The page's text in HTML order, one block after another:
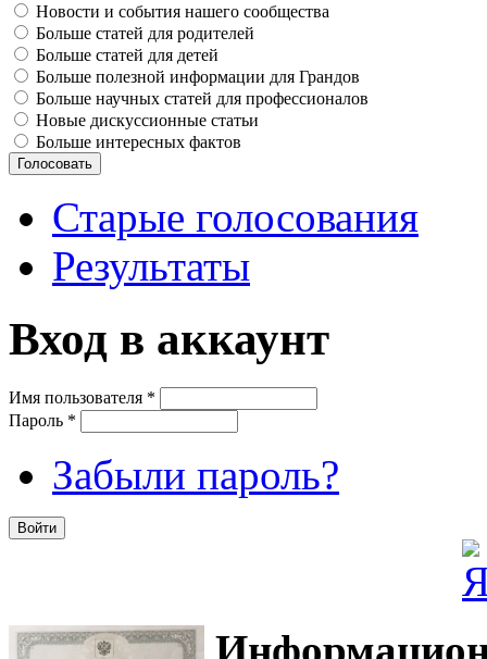
Новости и события нашего сообщества
Больше статей для родителей
Больше статей для детей
Больше полезной информации для Грандов
Больше научных статей для профессионалов
Новые дискуссионные статьи
Больше интересных фактов
Старые голосования
Результаты
Вход в аккаунт
Имя пользователя *
Пароль *
Забыли пароль?